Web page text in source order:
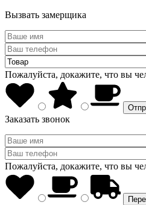
Вызвать замерщика
Пожалуйста, докажите, что вы
Заказать звонок
Пожалуйста, докажите, что вы